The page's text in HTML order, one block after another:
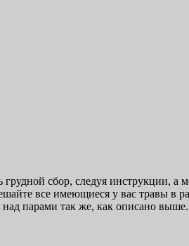
сбор, следуя инструкции, а
все имеющиеся у вас травы в
парами так же, как описано выше.